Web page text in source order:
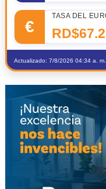
€
TASA DEL
Actualizado: 7/8/2026 04:34 a. m.